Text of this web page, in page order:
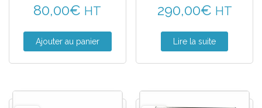
80,00€ HT
Ajouter au panier
290,00€ HT
Lire la suite